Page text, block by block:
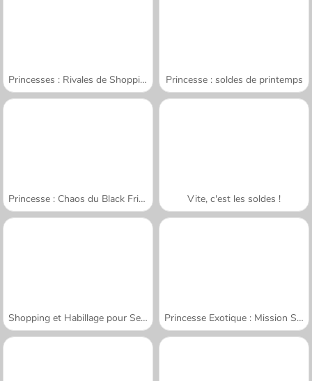
Princesses : Rivales de Shopping Princesse : soldes de printemps
Princesse : Chaos du Black Friday Vite, c'est les soldes !
Shopping et Habillage pour Sery Princesse Exotique : Mission Shopping